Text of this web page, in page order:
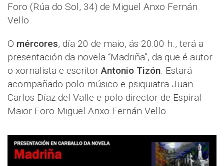
Foro (Rúa do Sol, 34) de Miguel Anxo Fernán
Vello.
O mércores, día 20 de maio, ás 20:00 h., terá a
presentación da novela “Madriña”, da que é autor
o xornalista e escritorAntonio Tizón. Estará
acompañado polo músico e psiquiatra Juan
Carlos Díaz del Valle e polo director de Espiral
Maior Foro Miguel Anxo Fernán Vello.